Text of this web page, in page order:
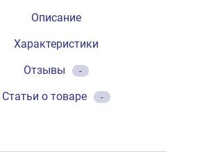
Описание
Характеристики
Отзывы
-
Статьи о товаре -